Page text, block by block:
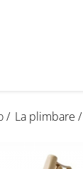
/ La plimbare /